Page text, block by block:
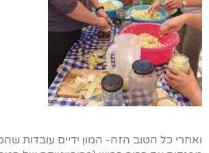
ואחרי כל הטוב הזה- המון ידיים עובדות